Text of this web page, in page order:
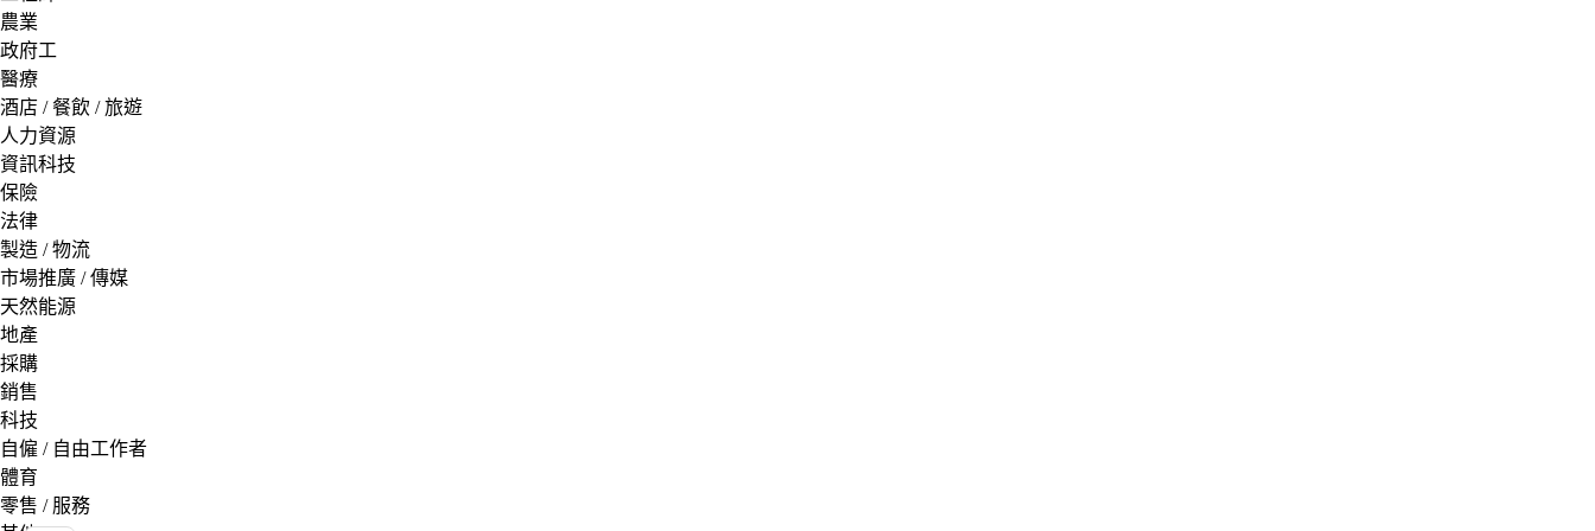
農業
政府工
醫療
酒店 / 餐飲 / 旅遊
人力資源
資訊科技
保險
法律
製造 / 物流
市場推廣 / 傳媒
天然能源
地產
採購
銷售
科技
自僱 / 自由工作者
體育
零售 / 服務